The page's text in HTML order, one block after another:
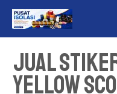
Jual
Yellow